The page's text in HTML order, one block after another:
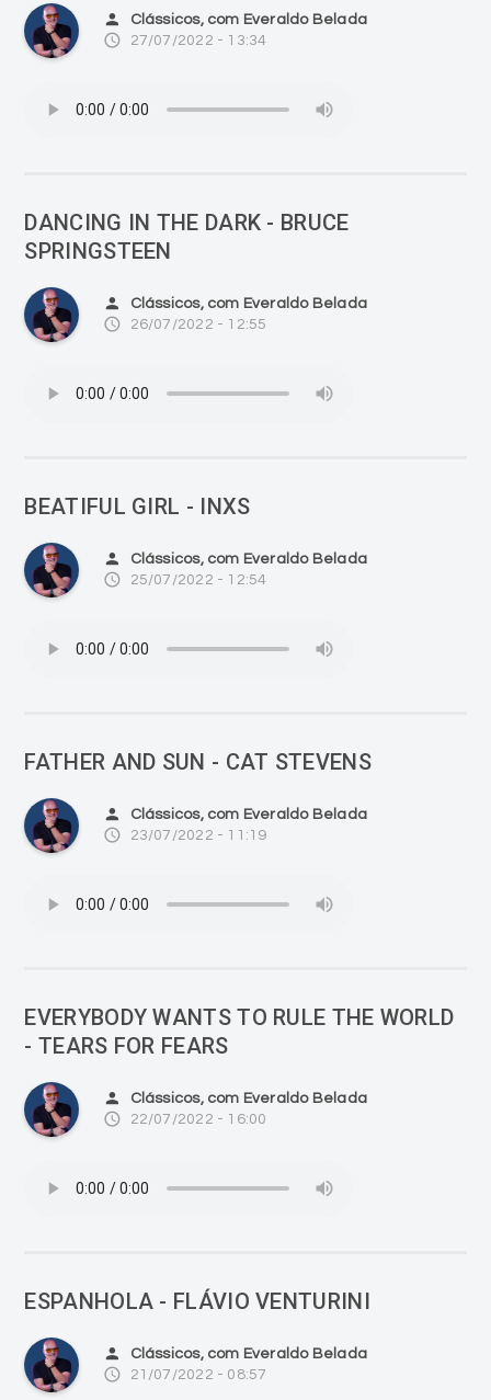
person Clássicos, com Everaldo Belada
access_time 27/07/2022 - 13:34
DANCING IN THE DARK - BRUCE
SPRINGSTEEN
person Clássicos, com Everaldo Belada
access_time 26/07/2022 - 12:55
BEATIFUL GIRL - INXS
person Clássicos, com Everaldo Belada
access_time 25/07/2022 - 12:54
FATHER AND SUN - CAT STEVENS
person Clássicos, com Everaldo Belada
access_time 23/07/2022 - 11:19
EVERYBODY WANTS TO RULE THE WORLD
- TEARS FOR FEARS
person Clássicos, com Everaldo Belada
access_time 22/07/2022 - 16:00
ESPANHOLA - FLÁVIO VENTURINI
person Clássicos, com Everaldo Belada
access_time 21/07/2022 - 08:57